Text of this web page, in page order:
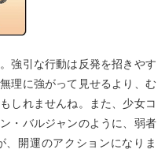
強引な行動は反発を招きやす
理に強がって見せるより、む
しれませんね。また、少女コ
・バルジャンのように、弱者
開運のアクションになりま